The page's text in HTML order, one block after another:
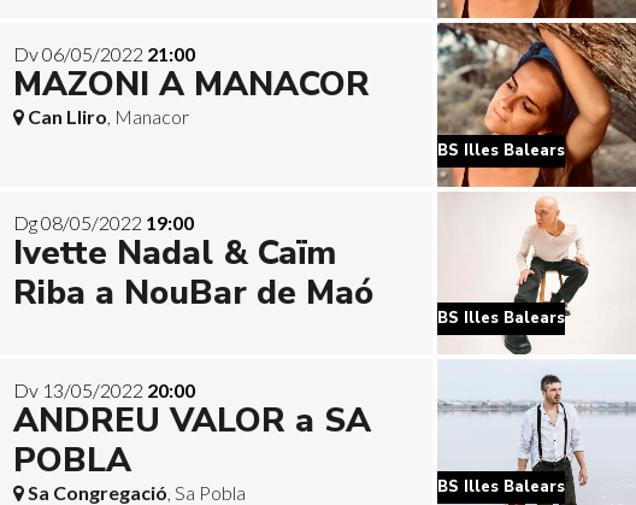
Dv 06/05/2022 21:00
MAZONI A MANACOR
Can Lliro , Manacor
BS Illes Balears
Dg 08/05/2022 19:00
Ivette Nadal & Caïm
Riba a NouBar de Maó
BS Illes Balears
Dv 13/05/2022 20:00
ANDREU VALOR a SA
POBLA
Sa Congregació , Sa Pobla BS Illes Balears